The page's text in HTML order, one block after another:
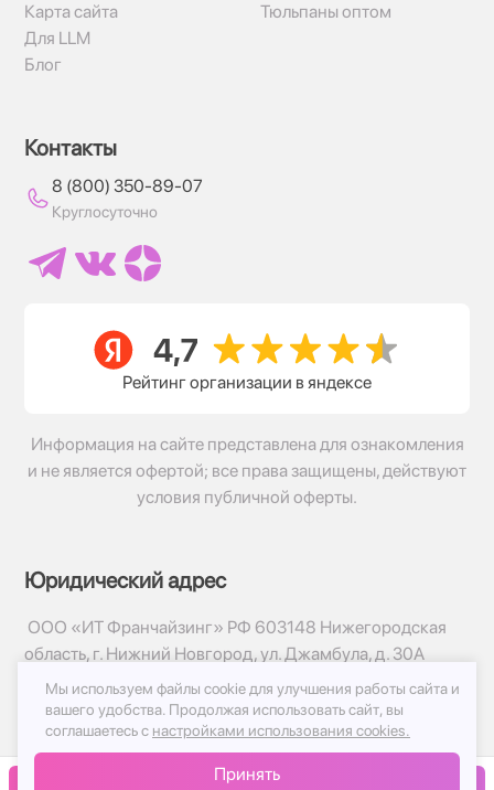
Карта сайта
Для LLM
Блог
Тюльпаны оптом
Контакты
8 (800) 350-89-07
Круглосуточно
Рейтинг организации в яндексе
Информация на сайте представлена для ознакомления
и не является офертой; все права защищены, действуют
условия публичной оферты.
Юридический адрес
ООО «ИТ Франчайзинг» РФ 603148 Нижегородская
область, г. Нижний Новгород, ул. Джамбула, д. 30А
© 2017-2026г, База Цветов 24.ру
Политика конфиденциальности
Публичная оферта
Мы используем файлы cookie для улучшения работы сайта и
вашего удобства. Продолжая использовать сайт, вы
соглашаетесь с настройками использования cookies.
Принять